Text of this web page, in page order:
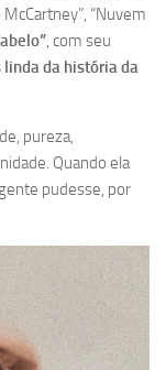
“Nuvem
, com seu
linda da história da
pureza,
Quando ela
pudesse, por